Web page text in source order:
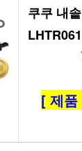
쿠쿠 내
[ 제품